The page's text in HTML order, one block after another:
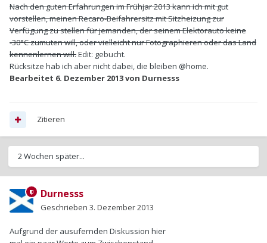
Nach den guten Erfahrungen im Frühjar 2013 kann ich mit gut
vorstellen, meinen Recaro-Beifahrersitz mit Sitzheizung zur
Verfügung zu stellen für jemanden, der seinem Elektorauto keine
-30°C zumuten will, oder vielleicht nur Fotographieren oder das Land
kennenlernen will.Edit: gebucht.
Rücksitze hab ich aber nicht dabei, die bleiben @home.
Bearbeitet 6. Dezember 2013von Durnesss
Zitieren
2 Wochen später...
Durnesss
Geschrieben 3. Dezember 2013
Aufgrund der ausufernden Diskussion hier